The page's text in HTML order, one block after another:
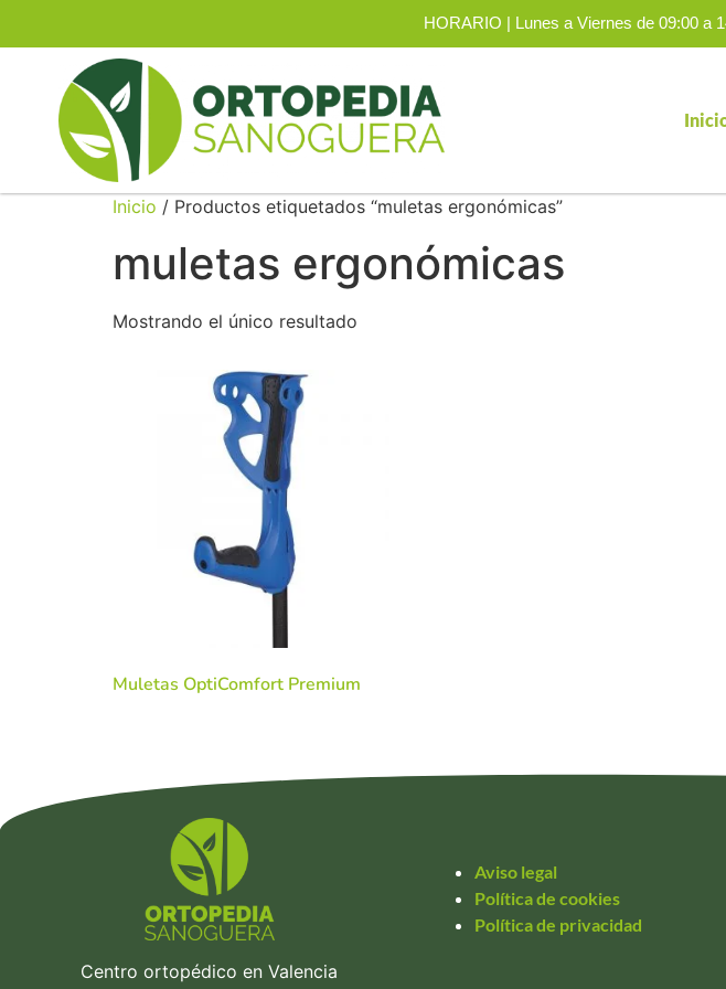
HORARIO | Lunes a Viernes de 09:00 a
Inicio / Productos etiquetados “muletas ergonómicas”
muletas ergonómicas
Mostrando el único resultado
Muletas OptiComfort Premium
Centro ortopédico en Valencia
Aviso legal
Política de cookies
Política de privacidad